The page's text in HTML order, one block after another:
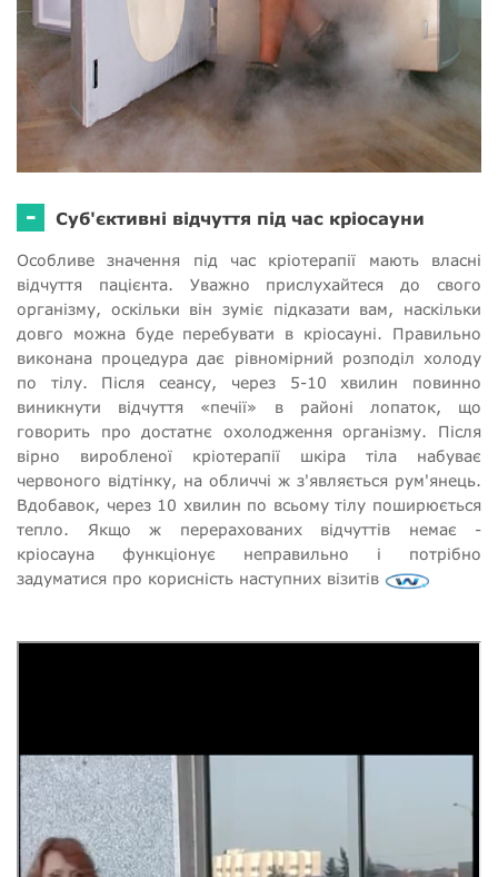
- Суб'єктивні відчуття під час кріосауни
Особливе значення під час кріотерапії мають власні
відчуття пацієнта. Уважно прислухайтеся до свого
організму, оскільки він зуміє підказати вам, наскільки
довго можна буде перебувати в кріосауні. Правильно
виконана процедура дає рівномірний розподіл холоду
по тілу. Після сеансу, через 5-10 хвилин повинно
виникнути відчуття «печії» в районі лопаток, що
говорить про достатнє охолодження організму. Після
вірно виробленої кріотерапії шкіра тіла набуває
червоного відтінку, на обличчі ж з'являється рум'янець.
Вдобавок, через 10 хвилин по всьому тілу поширюється
тепло. Якщо ж перерахованих відчуттів немає -
кріосауна функціонує неправильно і потрібно
задуматися про корисність наступних візитів